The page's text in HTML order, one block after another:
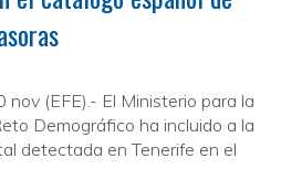
nov (EFE).- El Ministerio para la
Demográfico ha incluido a la
detectada en Tenerife en el